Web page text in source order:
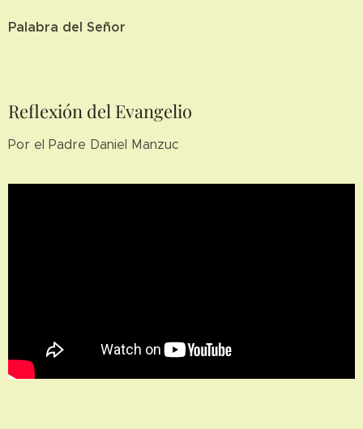
Palabra del Señor
Reflexión del Evangelio
Por el Padre Daniel Manzuc